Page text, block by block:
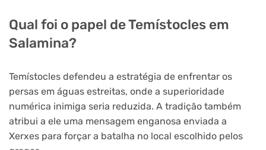
Qual foi o papel de Temístocles em
Salamina?
Temístocles defendeu a estratégia de enfrentar os
persas em águas estreitas, onde a superioridade
numérica inimiga seria reduzida. A tradição também
atribui a ele uma mensagem enganosa enviada a
Xerxes para forçar a batalha no local escolhido pelos